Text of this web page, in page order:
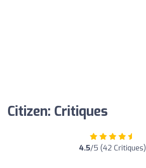
Citizen: Critiques
4.5/5 (42 Critiques)